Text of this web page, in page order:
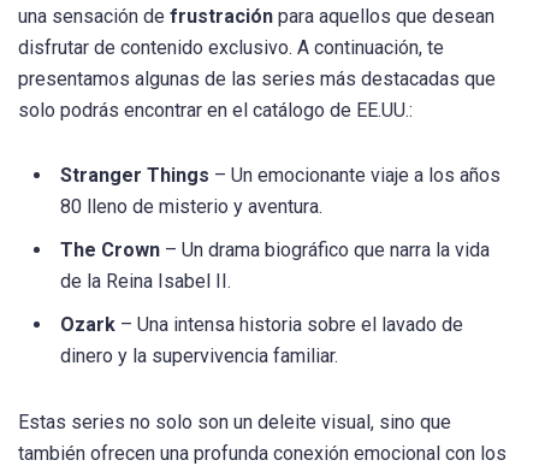
una sensación de frustración para aquellos que desean
disfrutar de contenido exclusivo. A continuación, te
presentamos algunas de las series más destacadas que
solo podrás encontrar en el catálogo de EE.UU.:
Stranger Things – Un emocionante viaje a los años
80 lleno de misterio y aventura.
The Crown – Un drama biográfico que narra la vida
de la Reina Isabel II.
Ozark – Una intensa historia sobre el lavado de
dinero y la supervivencia familiar.
Estas series no solo son un deleite visual, sino que
también ofrecen una profunda conexión emocional con los